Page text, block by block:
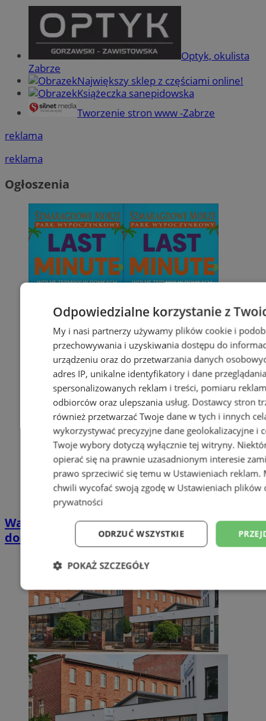
Optyk, okulista
Zabrze
Największy sklep z częściami online!
Książeczka sanepidowska
Tworzenie stron www -Zabrze
reklama
reklama
Ogłoszenia
Wakacyjny wypoczynek nad Bałtykiem w
domkach Szmaragdowe Morze
Odpowiedzialne korzystanie z
My i nasi partnerzy używamy plików cookie i
przechowywania i uzyskiwania dostępu do
urządzeniu oraz do przetwarzania danych
adres IP, unikalne identyfikatory i dane
spersonalizowanych reklam i treści, pomiaru
odbiorców oraz ulepszania usług. Dostawcy stron
również przetwarzać Twoje dane w tych i innych
wykorzystywać precyzyjne dane geolokalizacyjne i
Twoje wybory dotyczą wyłącznie tej witryny.
opierać się na prawnie uzasadnionym interesie
prawo sprzeciwić się temu w Ustawieniach reklam.
chwili wycofać swoją zgodę w Ustawieniach plików
prywatności
ODRZUĆ WSZYSTKIE
POKAŻ SZCZEGÓŁY
Niezbędne Wydajność
Niesklasyfikowane